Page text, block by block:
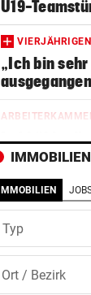
U19-
„Ich bin
Luftkühler
sogar noch
16-JÄHRIGER
hatte
IMMOBILIEN
Typ